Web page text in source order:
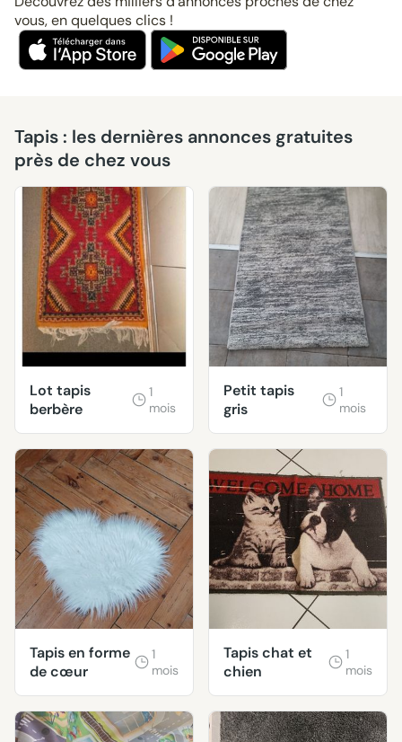
vous, en quelques clics !
Tapis : les dernières annonces gratuites
près de chez vous
Lot tapis
berbère
1
mois
Petit tapis
gris
1
mois
Tapis en forme
de cœur
1
mois
Tapis chat et
chien
1
mois